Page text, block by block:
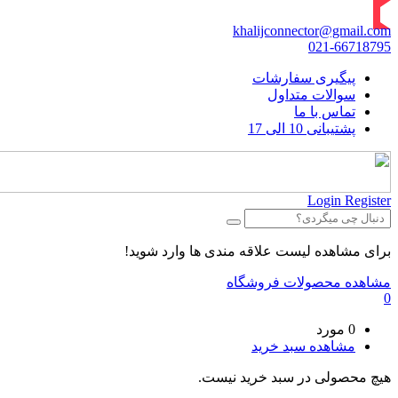
khalijconnector@gmail.com
021-66718795
پیگیری سفارشات
سوالات متداول
تماس با ما
پشتیبانی 10 الی 17
Login Register
برای مشاهده لیست علاقه مندی ها وارد شوید!
مشاهده محصولات فروشگاه
0
0 مورد
مشاهده سبد خرید
هیچ محصولی در سبد خرید نیست.